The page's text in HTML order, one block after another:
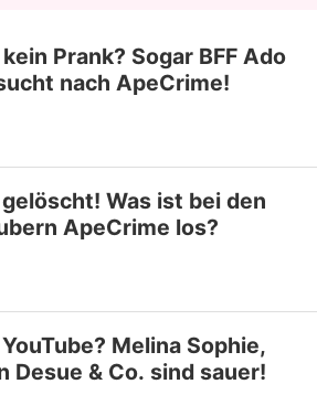
Prank? Sogar BFF Ado
nach ApeCrime!
Was ist bei den
ApeCrime los?
YouTube? Melina Sophie,
Desue & Co. sind sauer!